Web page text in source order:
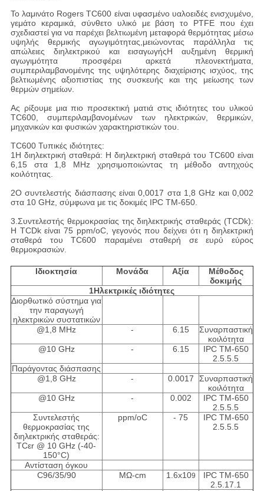
Το λαμινάτο Rogers TC600 είναι υφασμένο υαλοειδές ενισχυμένο,
γεμάτο κεραμικά, σύνθετο υλικό με βάση το PTFE που έχει
σχεδιαστεί για να παρέχει βελτιωμένη μεταφορά θερμότητας μέσω
υψηλής θερμικής αγωγιμότητας,μειώνοντας παράλληλα τις
απώλειες διηλεκτρικού και εισαγωγήςΗ αυξημένη θερμική
αγωγιμότητα προσφέρει αρκετά πλεονεκτήματα,
συμπεριλαμβανομένης της υψηλότερης διαχείρισης ισχύος, της
βελτιωμένης αξιοπιστίας της συσκευής και της μείωσης των
θερμών σημείων.
Ας ρίξουμε μια πιο προσεκτική ματιά στις ιδιότητες του υλικού
TC600, συμπεριλαμβανομένων των ηλεκτρικών, θερμικών,
μηχανικών και φυσικών χαρακτηριστικών του.
TC600 Τυπικές ιδιότητες:
1Η διηλεκτρική σταθερά: Η διηλεκτρική σταθερά του TC600 είναι
6,15 στα 1,8 MHz χρησιμοποιώντας τη μέθοδο αντηχούς
κοιλότητας.
2Ο συντελεστής διάσπασης είναι 0,0017 στα 1,8 GHz και 0,002
στα 10 GHz, σύμφωνα με τις δοκιμές IPC TM-650.
3.Συντελεστής θερμοκρασίας της διηλεκτρικής σταθεράς (TCDk):
Η TCDk είναι 75 ppm/oC, γεγονός που δείχνει ότι η διηλεκτρική
σταθερά του TC600 παραμένει σταθερή σε ευρύ εύρος
θερμοκρασιών.
Ιδιοκτησία Μονάδα Αξία
Μέθοδος
δοκιμής
1Ηλεκτρικές ιδιότητες
Διορθωτικό σύστημα για
την παραγωγή
ηλεκτρικών συστατικών
@1,8 MHz
- 6.15
Συναρπαστική
κοιλότητα
@10 GHz
- 6.15
IPC TM-650
2.5.5.5
Παράγοντας διάσπασης
@1,8 GHz
- 0.0017
Συναρπαστική
κοιλότητα
@10 GHz
- 0.002
IPC TM-650
2.5.5.5
Συντελεστής
θερμοκρασίας της
διηλεκτρικής σταθεράς:
TCεr @ 10 GHz (-40-
150°C)
ppm/oC - 75
IPC TM-650
2.5.5.5
Αντίσταση όγκου
C96/35/90
MΩ-cm 1.6x109
IPC TM-650
2.5.17.1